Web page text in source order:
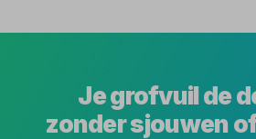
Je grofvuil de
zonder sjouwen